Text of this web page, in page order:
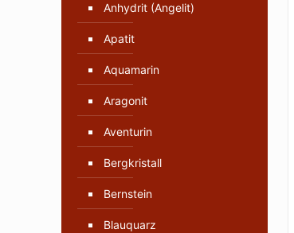
Anhydrit (Angelit)
Apatit
Aquamarin
Aragonit
Aventurin
Bergkristall
Bernstein
Blauquarz